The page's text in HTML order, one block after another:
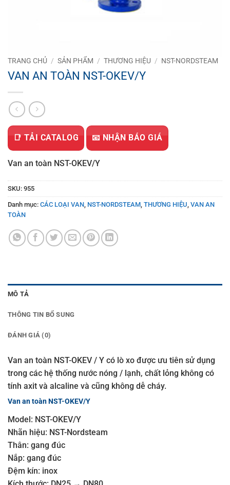
TRANG CHỦ / SẢN PHẨM / THƯƠNG HIỆU / NST-NORDSTEAM
VAN AN TOÀN NST-OKEV/Y
📑 TẢI CATALOG 📧 NHẬN BÁO GIÁ
Van an toàn NST-OKEV/Y
SKU: 955
Danh mục: CÁC LOẠI VAN, NST-NORDSTEAM, THƯƠNG HIỆU, VAN AN
TOÀN
MÔ TẢ
THÔNG TIN BỔ SUNG
ĐÁNH GIÁ (0)
Van an toàn NST-OKEV / Y có lò xo được ưu tiên sử dụng
trong các hệ thống nước nóng / lạnh, chất lỏng không có
tính axit và alcaline và cũng không dễ cháy.
Van an toàn NST-OKEV/Y
Model: NST-OKEV/Y
Nhãn hiệu: NST-Nordsteam
Thân: gang đúc
Nắp: gang đúc
Đệm kín: inox